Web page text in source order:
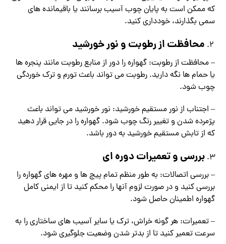
که ممکن است به پایان چوب آسیب برسانند یا باقیمانده های
سمی بگذارند، خودداری کنید.
محافظت از رطوبت و نور خورشید
– محافظت از رطوبت: گهواره را دور از منابع رطوبت مانند پنجره ها
یا حمام ها نگه دارید. رطوبت می تواند باعث تورم و ترک خوردگی
چوب شود.
– اجتناب از نور مستقیم خورشید: نور خورشید می تواند باعث
پژمرده شدن و تغییر رنگ چوب شود. گهواره را در جایی قرار دهید
که از تابش مستقیم خورشید به دور باشد.
بررسی و تعمیرات دوره ای
– بررسی اتصالات: به طور منظم تمام پیچ ها و مهره های گهواره را
بررسی کنید و در صورت لزوم آنها را محکم کنید تا از ایمنی کامل
گهواره اطمینان حاصل شود.
– تعمیرات: هر گونه خراش، ترک یا سایر آسیب های ساختاری را به
سرعت تعمیر کنید تا از بدتر شدن وضعیت جلوگیری شود.